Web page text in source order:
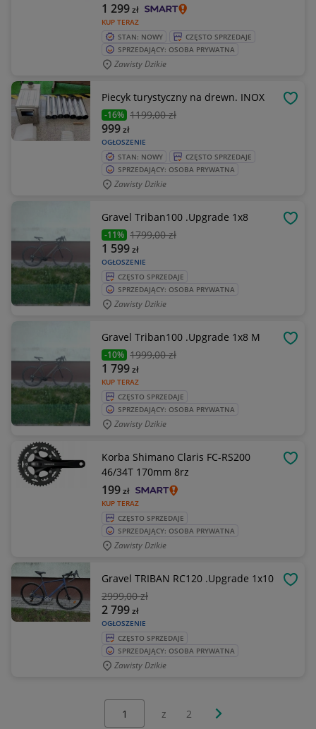
KUP TERAZ
1 299zł
STAN: NOWY
CZĘSTO SPRZEDAJE
SPRZEDAJĄCY: OSOBA PRYWATNA
Zawisty Dzikie
Piecyk turystyczny na drewn. INOX
-16% 1199,00 zł
OGŁOSZENIE
999zł
STAN: NOWY
CZĘSTO SPRZEDAJE
SPRZEDAJĄCY: OSOBA PRYWATNA
Zawisty Dzikie
Gravel Triban100 .Upgrade 1x8
-11% 1799,00 zł
OGŁOSZENIE
1 599zł
CZĘSTO SPRZEDAJE
SPRZEDAJĄCY: OSOBA PRYWATNA
Zawisty Dzikie
Gravel Triban100 .Upgrade 1x8 M
-10% 1999,00 zł
KUP TERAZ
1 799zł
CZĘSTO SPRZEDAJE
SPRZEDAJĄCY: OSOBA PRYWATNA
Zawisty Dzikie
Korba Shimano Claris FC-RS200
46/34T 170mm 8rz
KUP TERAZ
199zł
CZĘSTO SPRZEDAJE
SPRZEDAJĄCY: OSOBA PRYWATNA
Zawisty Dzikie
Gravel TRIBAN RC120 .Upgrade 1x10
2999,00 zł
OGŁOSZENIE
2 799zł
CZĘSTO SPRZEDAJE
SPRZEDAJĄCY: OSOBA PRYWATNA
Zawisty Dzikie
z 2 Następna strona